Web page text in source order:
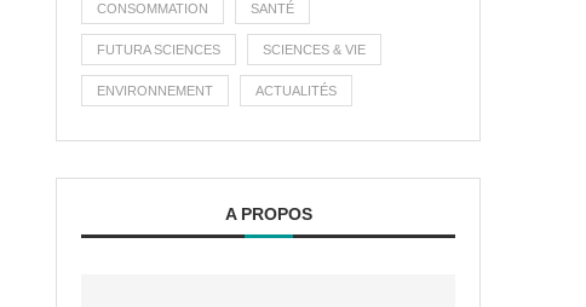
CONSOMMATION SANTÉ
FUTURA SCIENCES SCIENCES & VIE
ENVIRONNEMENT ACTUALITÉS
A PROPOS